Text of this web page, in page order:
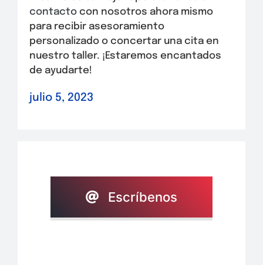
contacto con nosotros ahora mismo
para recibir asesoramiento
personalizado o concertar una cita en
nuestro taller. ¡Estaremos encantados
de ayudarte!
julio 5, 2023
Escríbenos